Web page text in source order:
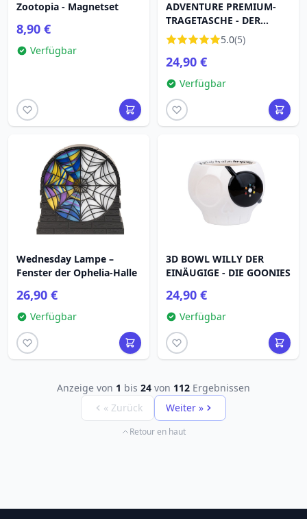
Zootopia - Magnetset
8,90 €
Verfügbar
ADVENTURE PREMIUM-
TRAGETASCHE - DER
KLEINE PRINZ
5.0(5)
24,90 €
Verfügbar
Wednesday Lampe –
Fenster der Ophelia-Halle
26,90 €
Verfügbar
3D BOWL WILLY DER
EINÄUGIGE - DIE GOONIES
24,90 €
Verfügbar
Anzeige von 1 bis 24 von 112 Ergebnissen
« Zurück
Weiter »
Retour en haut